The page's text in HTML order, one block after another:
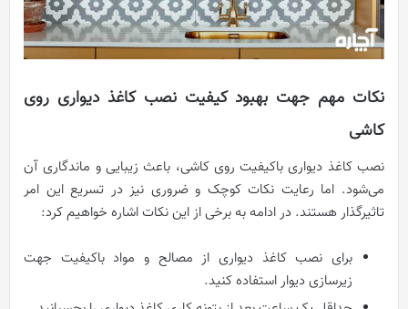
نکات مهم جهت بهبود کیفیت نصب کاغذ دیواری روی
کاشی
نصب کاغذ دیواری باکیفیت روی کاشی، باعث زیبایی و ماندگاری آن
می‌شود. اما رعایت نکات کوچک و ضروری نیز در تسریع این امر
تاثیرگذار هستند. در ادامه به برخی از این نکات اشاره خواهیم کرد:
برای نصب کاغذ دیواری از مصالح و مواد باکیفیت جهت
زیرسازی دیوار استفاده کنید.